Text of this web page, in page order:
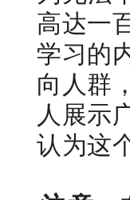
高达一
学习的
向人群
人展示
认为这